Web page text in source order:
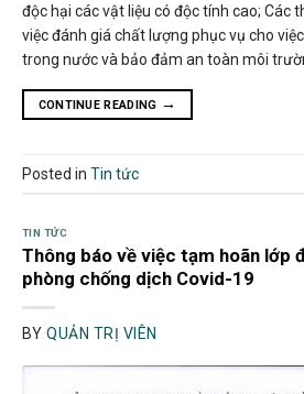
độc hại các vật liệu có độc tính cao; Các
việc đánh giá chất lượng phục vụ cho
trong nước và bảo đảm an toàn môi
CONTINUE READING →
Posted in Tin tức
TIN TỨC
Thông báo về việc tạm hoãn lớp
phòng chống dịch Covid-19
BYQUẢN TRỊ VIÊN